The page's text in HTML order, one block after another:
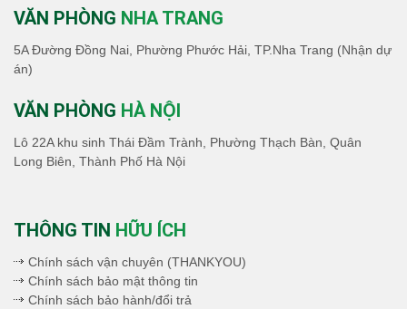
VĂN PHÒNG NHA TRANG
5A Đường Đồng Nai, Phường Phước Hải, TP.Nha Trang (Nhận dự
án)
VĂN PHÒNG HÀ NỘI
Lô 22A khu sinh Thái Đầm Trành, Phường Thạch Bàn, Quân
Long Biên, Thành Phố Hà Nội
THÔNG TIN HỮU ÍCH
Chính sách vận chuyên (THANKYOU)
Chính sách bảo mật thông tin
Chính sách bảo hành/đổi trả